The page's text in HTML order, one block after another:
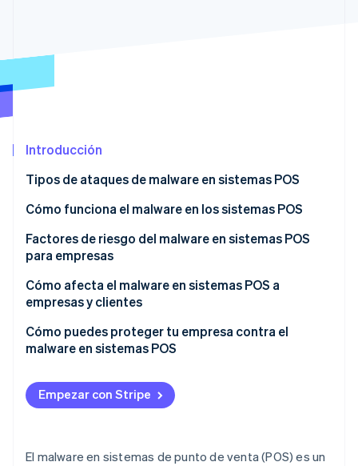
Introducción
Tipos de ataques de malware en sistemas POS
Cómo funciona el malware en los sistemas POS
Infiltración
Residencia
Operación
Recolección y transmisión de datos
Persistencia y proliferación
Factores de riesgo del malware en sistemas POS
para empresas
Cómo afecta el malware en sistemas POS a
empresas y clientes
Cómo puedes proteger tu empresa contra el
malware en sistemas POS
Empezar con Stripe
El malware en sistemas de punto de venta (POS) es un